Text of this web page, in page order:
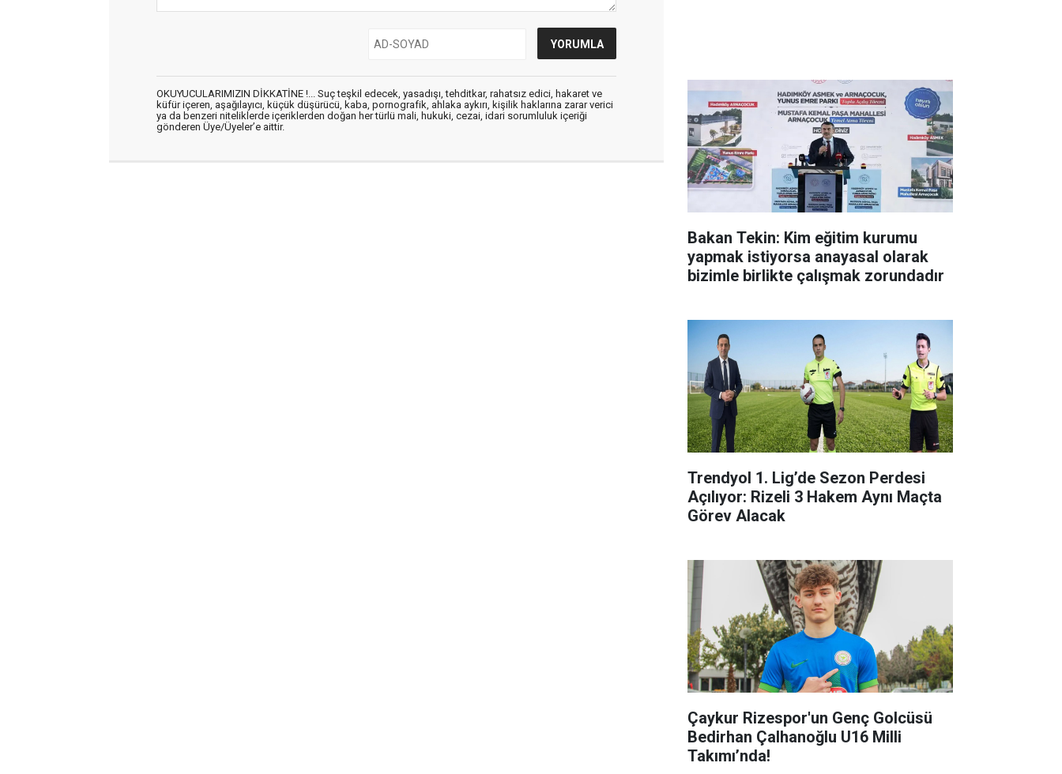
OKUYUCULARIMIZIN DİKKATİNE !... Suç teşkil edecek, yasadışı, tehditkar, rahatsız edici, hakaret ve
küfür içeren, aşağılayıcı, küçük düşürücü, kaba, pornografik, ahlaka aykırı, kişilik haklarına zarar verici
ya da benzeri niteliklerde içeriklerden doğan her türlü mali, hukuki, cezai, idari sorumluluk içeriği
gönderen Üye/Üyeler’e aittir.
Bakan Tekin: Kim eğitim kurumu
yapmak istiyorsa anayasal olarak
bizimle birlikte çalışmak zorundadır
Trendyol 1. Lig’de Sezon Perdesi
Açılıyor: Rizeli 3 Hakem Aynı Maçta
Görev Alacak
Çaykur Rizespor'un Genç Golcüsü
Bedirhan Çalhanoğlu U16 Milli
Takımı’nda!